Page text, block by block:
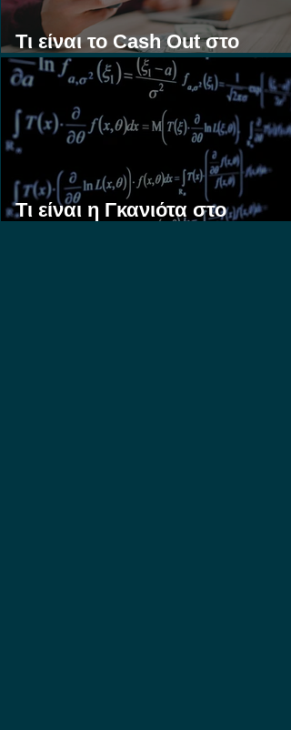
Τι είναι το Cash Out στο
Στοίχημα;
Τι είναι η Γκανιότα στο